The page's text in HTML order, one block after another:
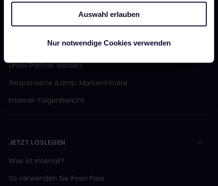
Auswahl erlauben
Nur notwendige Cookies verwenden
Pressebereich
Unser Partner werden
Gesponserte &amp; Markeninhalte
Interrail-Folgenbericht
JETZT LOSLEGEN
Was ist Interrail?
So verwenden Sie Ihren Pass